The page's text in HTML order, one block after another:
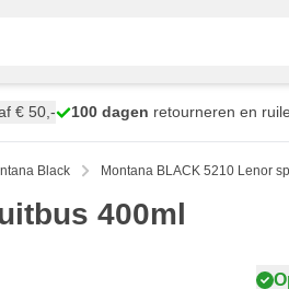
€ 50,- 100 dagen retourneren en
Black Montana BLACK 5210 Lenor
400ml